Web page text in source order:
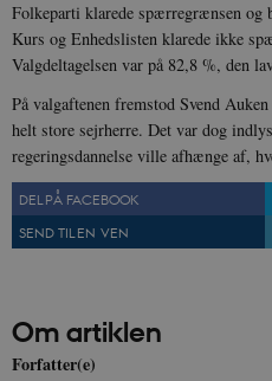
Folkeparti klarede spærregrænsen og
Kurs og Enhedslisten klarede ikke
Valgdeltagelsen var på 82,8 %, den
På valgaftenen fremstod Svend
helt store sejrherre. Det var dog
regeringsdannelse ville afhænge af,
DEL PÅ FACEBOOK
SEND TIL EN VEN
Om artiklen
Forfatter(e)